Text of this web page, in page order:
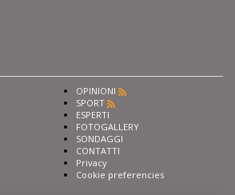
OPINIONI
SPORT
ESPERTI
FOTOGALLERY
SONDAGGI
CONTATTI
Privacy
Cookie preferencies